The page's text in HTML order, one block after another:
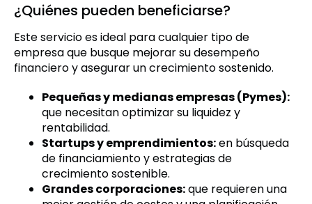
¿Quiénes pueden beneficiarse?
Este servicio es ideal para cualquier tipo de
empresa que busque mejorar su desempeño
financiero y asegurar un crecimiento sostenido.
Pequeñas y medianas empresas (Pymes):
que necesitan optimizar su liquidez y
rentabilidad.
Startups y emprendimientos:en búsqueda
de financiamiento y estrategias de
crecimiento sostenible.
Grandes corporaciones:que requieren una